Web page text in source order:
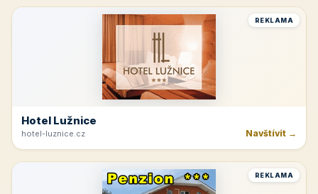
REKLAMA
Hotel Lužnice
hotel-luznice.cz Navštívit →
REKLAMA